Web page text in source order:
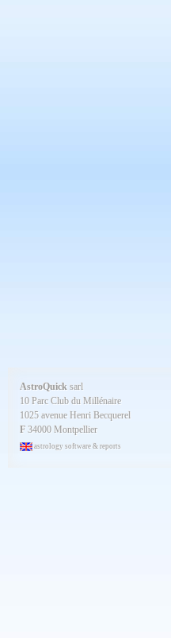
AstroQuick sarl
10 Parc Club du Millénaire
1025 avenue Henri Becquerel
F 34000 Montpellier
astrology software & reports